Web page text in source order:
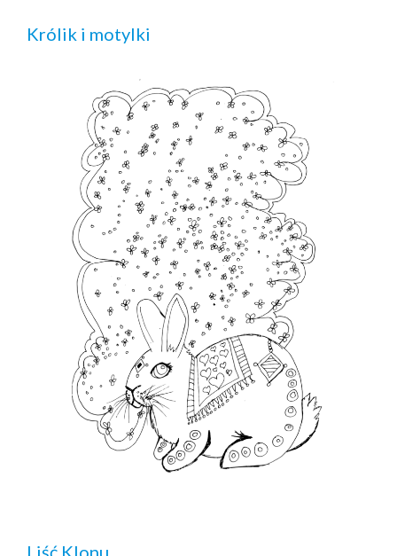
Królik i motylki
Liść Klonu